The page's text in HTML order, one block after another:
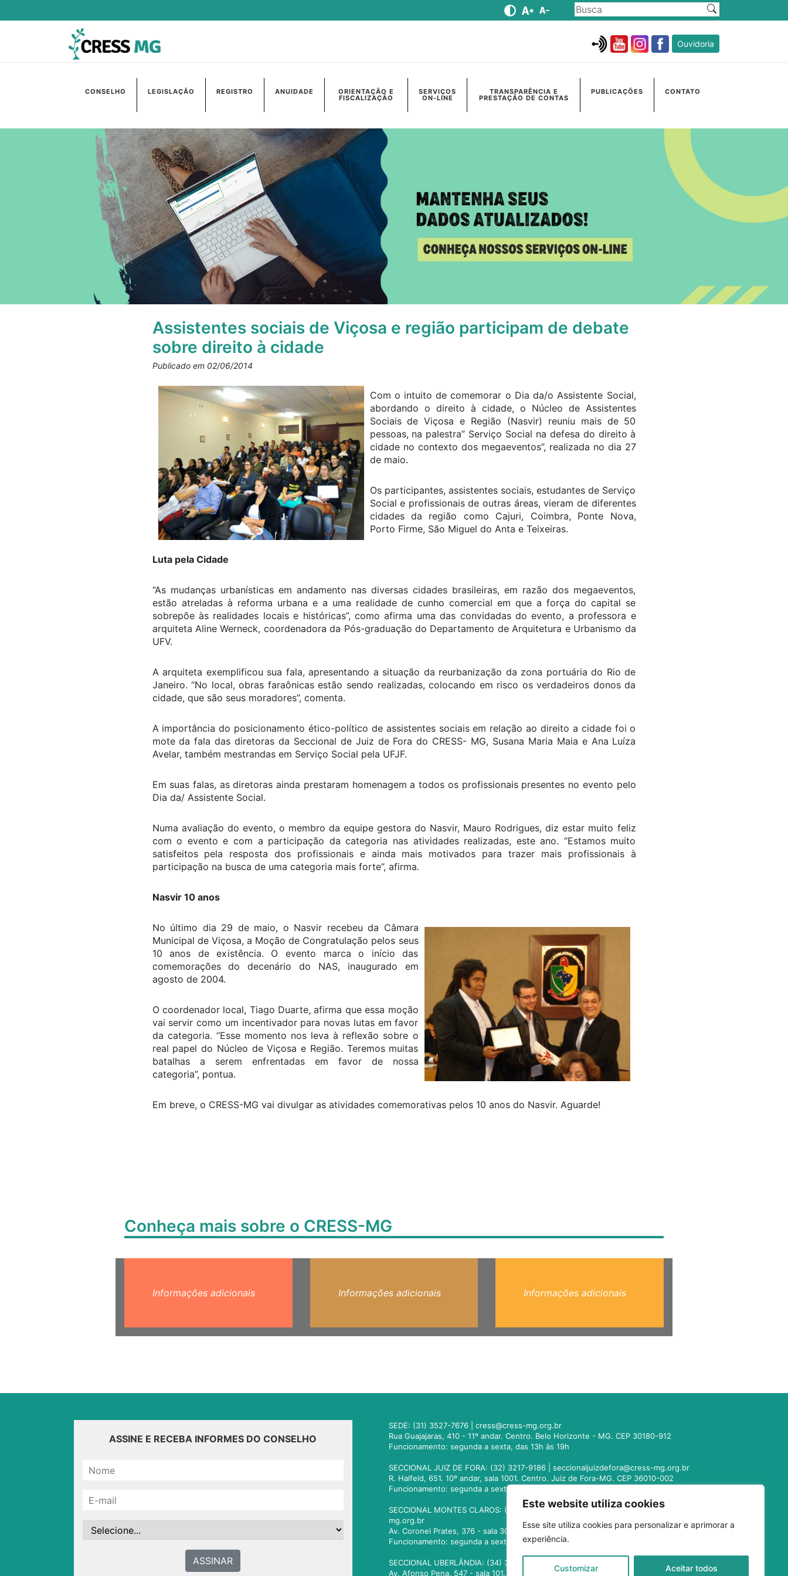
Este website utiliza cookies
Esse site utiliza cookies para personalizar e aprimorar a
experiência.
Customizar Aceitar todos
Ouvidoria
CONSELHO LEGISLAÇÃO REGISTRO ANUIDADE ORIENTAÇÃO E
FISCALIZAÇÃO
SERVIÇOS
ON-LINE
TRANSPARÊNCIA E
PRESTAÇÃO DE CONTAS
PUBLICAÇÕES CONTATO
Assistentes sociais de Viçosa e região participam de debate
sobre direito à cidade
Publicado em 02/06/2014
Com o intuito de comemorar o Dia da/o Assistente Social,
abordando o direito à cidade, o Núcleo de Assistentes
Sociais de Viçosa e Região (Nasvir) reuniu mais de 50
pessoas, na palestra” Serviço Social na defesa do direito à
cidade no contexto dos megaeventos”, realizada no dia 27
de maio.
Os participantes, assistentes sociais, estudantes de Serviço
Social e profissionais de outras áreas, vieram de diferentes
cidades da região como Cajuri, Coimbra, Ponte Nova,
Porto Firme, São Miguel do Anta e Teixeiras.
Luta pela Cidade
“As mudanças urbanísticas em andamento nas diversas cidades brasileiras, em razão dos megaeventos,
estão atreladas à reforma urbana e a uma realidade de cunho comercial em que a força do capital se
sobrepõe às realidades locais e históricas”, como afirma uma das convidadas do evento, a professora e
arquiteta Aline Werneck, coordenadora da Pós-graduação do Departamento de Arquitetura e Urbanismo da
UFV.
A arquiteta exemplificou sua fala, apresentando a situação da reurbanização da zona portuária do Rio de
Janeiro. “No local, obras faraônicas estão sendo realizadas, colocando em risco os verdadeiros donos da
cidade, que são seus moradores”, comenta.
A importância do posicionamento ético-político de assistentes sociais em relação ao direito a cidade foi o
mote da fala das diretoras da Seccional de Juiz de Fora do CRESS- MG, Susana Maria Maia e Ana Luíza
Avelar, também mestrandas em Serviço Social pela UFJF.
Em suas falas, as diretoras ainda prestaram homenagem a todos os profissionais presentes no evento pelo
Dia da/ Assistente Social.
Numa avaliação do evento, o membro da equipe gestora do Nasvir, Mauro Rodrigues, diz estar muito feliz
com o evento e com a participação da categoria nas atividades realizadas, este ano. “Estamos muito
satisfeitos pela resposta dos profissionais e ainda mais motivados para trazer mais profissionais à
participação na busca de uma categoria mais forte”, afirma.
Nasvir 10 anos
No último dia 29 de maio, o Nasvir recebeu da Câmara
Municipal de Viçosa, a Moção de Congratulação pelos seus
10 anos de existência. O evento marca o início das
comemorações do decenário do NAS, inaugurado em
agosto de 2004.
O coordenador local, Tiago Duarte, afirma que essa moção
vai servir como um incentivador para novas lutas em favor
da categoria. “Esse momento nos leva à reflexão sobre o
real papel do Núcleo de Viçosa e Região. Teremos muitas
batalhas a serem enfrentadas em favor de nossa
categoria”, pontua.
Em breve, o CRESS-MG vai divulgar as atividades comemorativas pelos 10 anos do Nasvir. Aguarde!
Conheça mais sobre o CRESS-MG
Informações adicionais Informações adicionais Informações adicionais
ASSINE E RECEBA INFORMES DO CONSELHO
ASSINAR
SEDE: (31) 3527-7676 |cress@cress-mg.org.br
Rua Guajajaras, 410 - 11º andar. Centro. Belo Horizonte - MG. CEP 30180-912
Funcionamento: segunda a sexta, das 13h às 19h
SECCIONAL JUIZ DE FORA: (32) 3217-9186 |seccionaljuizdefora@cress-mg.org.br
R. Halfeld, 651. 10º andar, sala 1001. Centro. Juiz de Fora-MG. CEP 36010-002
Funcionamento: segunda a sexta, das 13h às 19h
SECCIONAL MONTES CLAROS: (38) 3221-9358 |seccionalmontesclaros@cress-
mg.org.br
Av. Coronel Prates, 376 - sala 301. Centro. Montes Claros - MG. CEP 39400-104
Funcionamento: segunda a sexta, das 13h às 19h
SECCIONAL UBERLÂNDIA: (34) 3236-3024 |
seccionaluberlandia@cress-mg.org.br
Av. Afonso Pena, 547 - sala 101. Uberlândia - MG. CEP 38400-128